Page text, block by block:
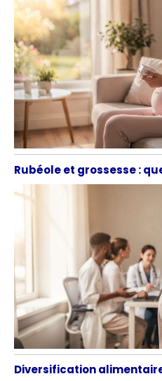
Rubéole et grossesse :
Diversification